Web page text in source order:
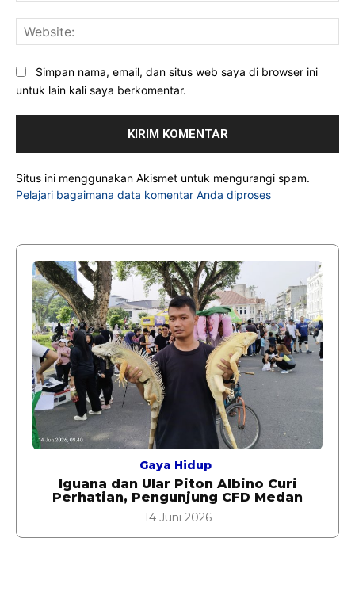
Simpan nama, email, dan situs web saya di browser ini
untuk lain kali saya berkomentar.
Situs ini menggunakan Akismet untuk mengurangi spam.
Pelajari bagaimana data komentar Anda diproses
Gaya Hidup
Iguana dan Ular Piton Albino Curi
Perhatian, Pengunjung CFD Medan
14 Juni 2026